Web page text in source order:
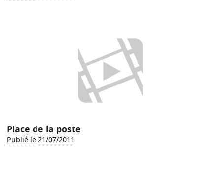
Place de la poste
Publié le 21/07/2011